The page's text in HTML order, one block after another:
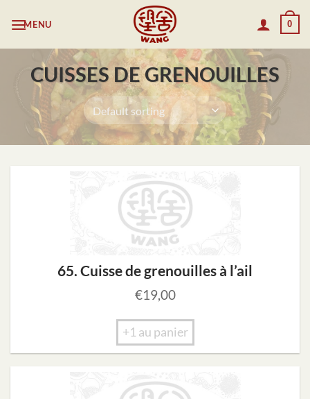
MENU 0
CUISSES DE GRENOUILLES
65. Cuisse de grenouilles à l’ail
€19,00
+1 au panier